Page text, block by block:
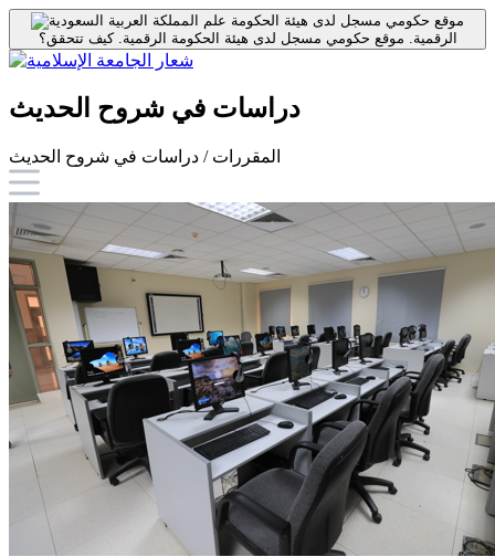
موقع حكومي مسجل لدى هيئة الحكومة
الرقمية. موقع حكومي مسجل لدى هيئة الحكومة الرقمية.كيف تتحقق؟
دراسات في شروح الحديث
المقررات / دراسات في شروح الحديث